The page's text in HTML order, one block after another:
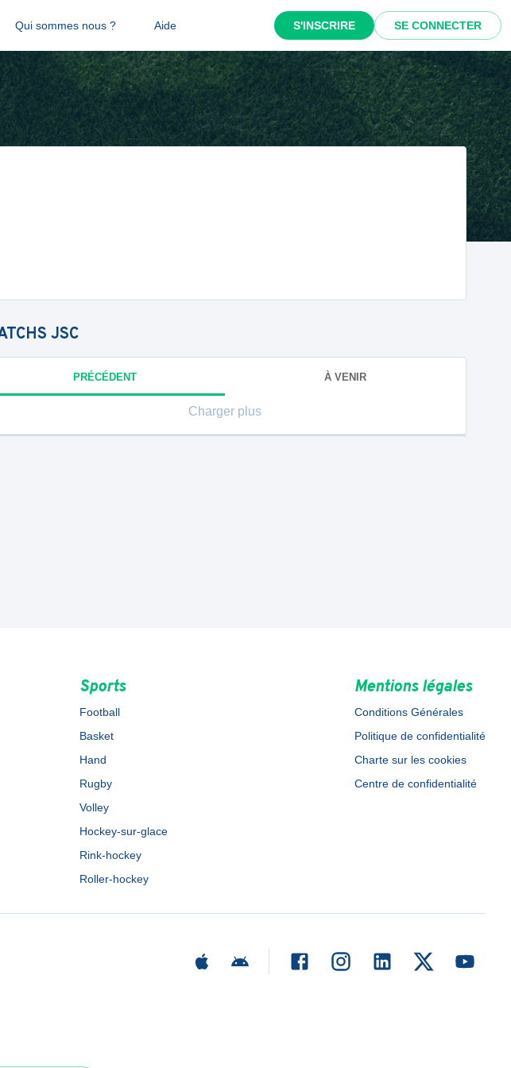
Qui sommes nous ? Aide S'INSCRIRE SE CONNECTER
JSC
PRÉCÉDENT À VENIR
Charger plus
Sports
Football
Basket
Hand
Rugby
Volley
Hockey-sur-glace
Rink-hockey
Roller-hockey
Mentions légales
Conditions Générales
Politique de confidentialité
Charte sur les cookies
Centre de confidentialité